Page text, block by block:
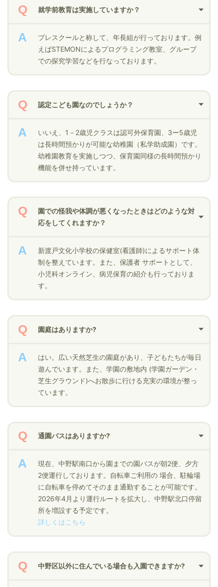
就学前教育は実施していますか？
プレスクールと称して、年長組が行っております。例
えばSTEMONによるプログラミング教室、グループ
での探究学習などを行なっております。
認定こども園なのでしょうか？
いいえ、1－2歳児クラスは認可外保育園、3ー5歳児
は長時間預かりが可能な幼稚園（私学助成園）です。
幼稚園教育を実施しつつ、保育園同様の長時間預かり
機能を併せ持っています。
園での怪我や体調が悪くなったときはどのような対
応をしてくれますか？
新渡戸文化小学校の保健室(看護師)によるサポート体
制を整えています。また、保護者 サポートとして、
小児科オンライン、病児保育の紹介も行っておりま
す。
園庭はありますか?
はい。広い天然芝生の園庭があり、子どもたちが毎日
遊んでいます。また、学園の敷地内 (学園ガーデン・
芝生グラウンド)へお散歩に行ける充実の環境が整っ
ています。
通園バスはありますか?
現在、中野駅南口から園までの園バスが朝2便、夕方
2便運行しております。自転車ご利用の 場合、駐輪場
に自転車を停めてそのまま通勤することが可能です。
2026年4月より運行ルートを拡大し、中野駅北口停留
所を増設する予定です。
詳しくはこちら
中野区以外に住んでいる場合も入園できますか?